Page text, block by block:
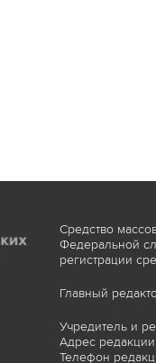
Средство
Федеральной
регистрации
Главный
Учредитель и
Адрес
Телефон